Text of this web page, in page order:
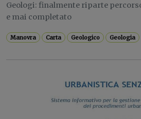
Geologi: finalmente riparte
e mai completato
Manovra Carta Geologico Geologia